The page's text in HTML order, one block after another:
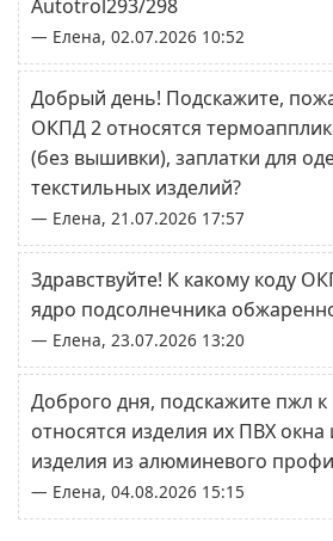
Autotrol293/298
— Елена, 02.07.2026 10:52
Добрый день! Подскажите,
ОКПД 2 относятся
(без вышивки), заплатки для
текстильных изделий?
— Елена, 21.07.2026 17:57
Здравствуйте! К какому коду
ядро подсолнечника
— Елена, 23.07.2026 13:20
Доброго дня, подскажите пжл к
относятся изделия их ПВХ окна
изделия из алюминевого
— Елена, 04.08.2026 15:15